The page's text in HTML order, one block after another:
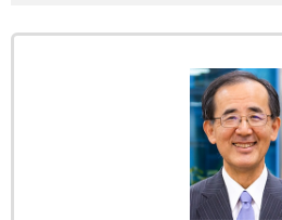
official SNS